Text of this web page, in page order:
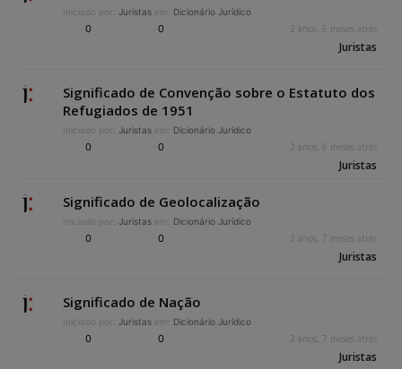
Iniciado por: Juristas em: Dicionário Jurídico
0 0 2 anos, 6 meses atrás
Juristas
Significado de Convenção sobre o Estatuto dos
Refugiados de 1951
Iniciado por: Juristas em: Dicionário Jurídico
0 0 2 anos, 6 meses atrás
Juristas
Significado de Geolocalização
Iniciado por: Juristas em: Dicionário Jurídico
0 0 2 anos, 7 meses atrás
Juristas
Significado de Nação
Iniciado por: Juristas em: Dicionário Jurídico
0 0 2 anos, 7 meses atrás
Juristas